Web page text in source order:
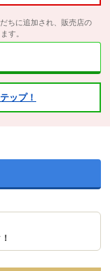
ちに追加され、販売店の
す。
ップ！